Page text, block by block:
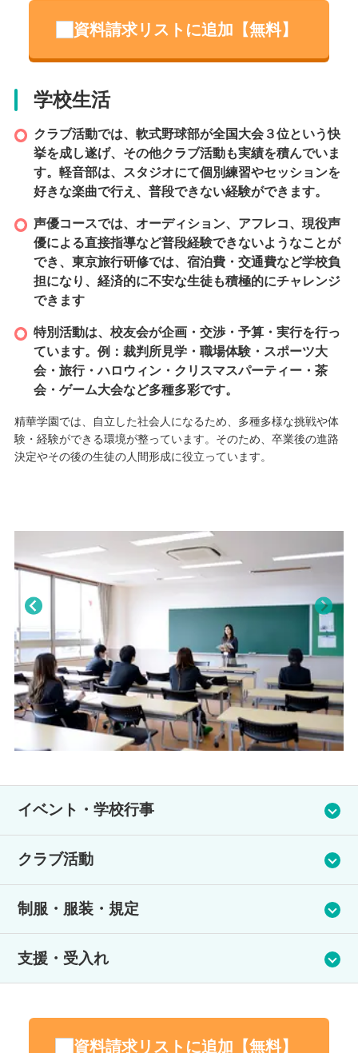
の校舎・先生・友達と受ける事ができ、自分の体調や考え方およ
す。
設立
2009 年
本校情報
広島県広島市東区若草町１０-１１
082-536-1103
・各線 広島駅 新幹線口 徒歩5分
資料請求リストに追加【無料】
学校生活
クラブ活動では、軟式野球部が全国大会３位という快
挙を成し遂げ、その他クラブ活動も実績を積んでいま
す。軽音部は、スタジオにて個別練習やセッションを
好きな楽曲で行え、普段できない経験ができます。
声優コースでは、オーディション、アフレコ、現役声
優による直接指導など普段経験できないようなことが
でき、東京旅行研修では、宿泊費・交通費など学校負
担になり、経済的に不安な生徒も積極的にチャレンジ
できます
特別活動は、校友会が企画・交渉・予算・実行を行っ
ています。例：裁判所見学・職場体験・スポーツ大
会・旅行・ハロウィン・クリスマスパーティー・茶
会・ゲーム大会など多種多彩です。
精華学園では、自立した社会人になるため、多種多様な挑戦や体
験・経験ができる環境が整っています。そのため、卒業後の進路
決定やその後の生徒の人間形成に役立っています。
Pre
viou
s
Nex
t
イベント・学校行事
学・職場体験(アナウンサー・保育園・自衛隊・柔道整復師等)・
祭・ドローン体験・就職ガイダンス・大学講師による特別セミ
ナー・卒業式
その他、生徒の「やってみたい」を全力応援！！
クラブ活動
ト)・イラスト部(マンガ甲子園挑戦)・ダンス部・ゲーム同好
その他、生徒の「やってみたい」を全力応援！！
制服・服装・規定
なく自分の好きな服装・スタイルで登校できます。
支援・受入れ
発達障害コミュニケーション指導者常勤。経験豊富なスタッフ
資料請求リストに追加【無料】